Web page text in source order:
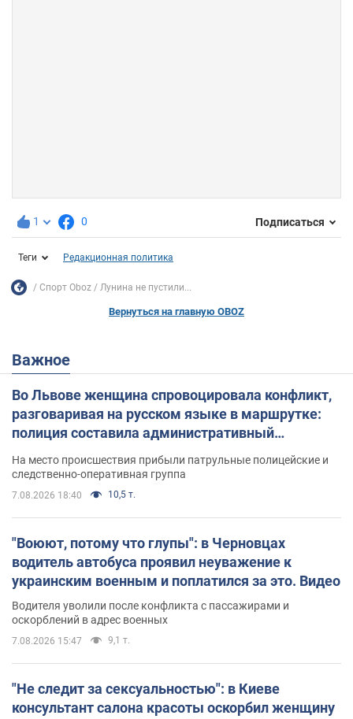
1 0 Подписаться
Теги Редакционная политика
Спорт Oboz Лунина не пустили...
Вернуться на главную OBOZ
Важное
Во Львове женщина спровоцировала конфликт,
разговаривая на русском языке в маршрутке:
полиция составила административный
На место происшествия прибыли патрульные полицейские и
следственно-оперативная группа
7.08.2026 18:40 10,5 т.
"Воюют, потому что глупы": в Черновцах
водитель автобуса проявил неуважение к
украинским военным и поплатился за это. Видео
Водителя уволили после конфликта с пассажирами и
оскорблений в адрес военных
7.08.2026 15:47 9,1 т.
"Не следит за сексуальностью": в Киеве
консультант салона красоты оскорбил женщину